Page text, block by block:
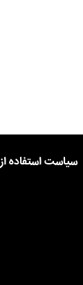
سیاست استفاده